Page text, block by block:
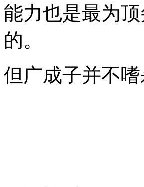
能力也是最为
的。
但广成子并不